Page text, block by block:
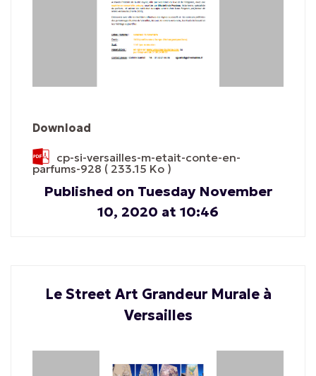
Download
cp-si-versailles-m-etait-conte-en-
parfums-928 ( 233.15 Ko )
Published on Tuesday November
10, 2020 at 10:46
Le Street Art Grandeur Murale à
Versailles